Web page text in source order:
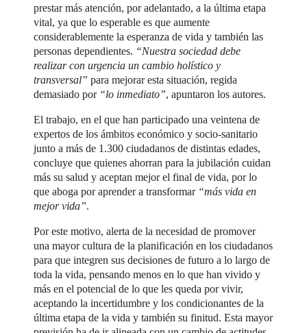
prestar más atención, por adelantado, a la última etapa
vital, ya que lo esperable es que aumente
considerablemente la esperanza de vida y también las
personas dependientes. “Nuestra sociedad debe
realizar con urgencia un cambio holístico y
transversal” para mejorar esta situación, regida
demasiado por “lo inmediato”, apuntaron los autores.
El trabajo, en el que han participado una veintena de
expertos de los ámbitos económico y socio-sanitario
junto a más de 1.300 ciudadanos de distintas edades,
concluye que quienes ahorran para la jubilación cuidan
más su salud y aceptan mejor el final de vida, por lo
que aboga por aprender a transformar “más vida en
mejor vida”.
Por este motivo, alerta de la necesidad de promover
una mayor cultura de la planificación en los ciudadanos
para que integren sus decisiones de futuro a lo largo de
toda la vida, pensando menos en lo que han vivido y
más en el potencial de lo que les queda por vivir,
aceptando la incertidumbre y los condicionantes de la
última etapa de la vida y también su finitud. Esta mayor